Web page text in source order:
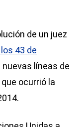
de un juez
43 de
líneas de
ocurrió la